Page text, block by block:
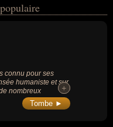
avoir été artiste,
ce qui concerne leurs
peuvent avoir été
populaire
connu pour ses
humaniste et sur
nombreux
d'histoire ou
+
+
Tombe ►